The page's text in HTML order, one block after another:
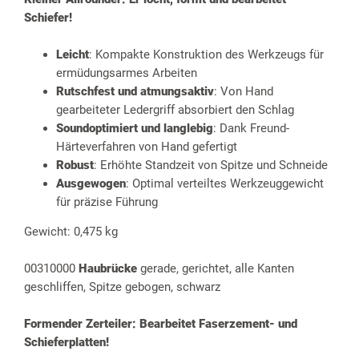
Schiefer!
Leicht: Kompakte Konstruktion des Werkzeugs für
ermüdungsarmes Arbeiten
Rutschfest und atmungsaktiv: Von Hand
gearbeiteter Ledergriff absorbiert den Schlag
Soundoptimiert und langlebig: Dank Freund-
Härteverfahren von Hand gefertigt
Robust: Erhöhte Standzeit von Spitze und Schneide
Ausgewogen: Optimal verteiltes Werkzeuggewicht
für präzise Führung
Gewicht: 0,475 kg
00310000 Haubrücke gerade, gerichtet, alle Kanten
geschliffen, Spitze gebogen, schwarz
Formender Zerteiler: Bearbeitet Faserzement- und
Schieferplatten!